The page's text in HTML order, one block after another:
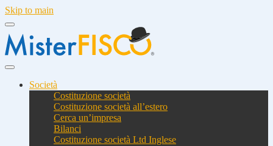
Skip to main
Società
Costituzione società
Costituzione società all’estero
Cerca un’impresa
Bilanci
Costituzione società Ltd Inglese